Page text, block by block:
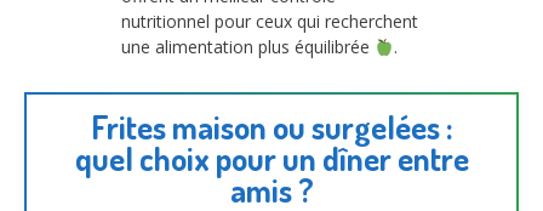
nutritionnel pour ceux qui recherchent
une alimentation plus équilibrée
.
Frites maison ou surgelées :
quel choix pour un dîner entre
amis ?